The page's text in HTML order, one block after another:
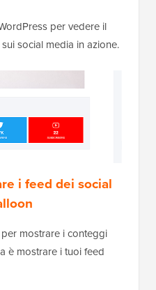
per vedere il
social media in azione.
i feed dei social
mostrare i conteggi
è mostrare i tuoi feed